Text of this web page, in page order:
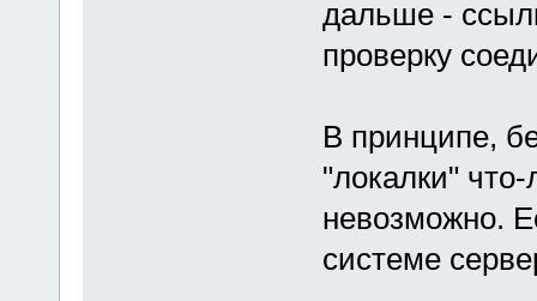
дальше -
проверку
В принципе,
"локалки" что-
невозможно.
системе